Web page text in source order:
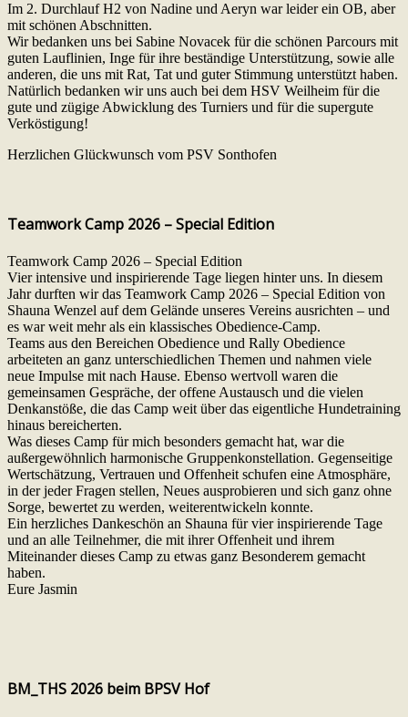
Im 2. Durchlauf H2 von Nadine und Aeryn war leider ein OB, aber
mit schönen Abschnitten.
Wir bedanken uns bei Sabine Novacek für die schönen Parcours mit
guten Lauflinien, Inge für ihre beständige Unterstützung, sowie alle
anderen, die uns mit Rat, Tat und guter Stimmung unterstützt haben.
Natürlich bedanken wir uns auch bei dem HSV Weilheim für die
gute und zügige Abwicklung des Turniers und für die supergute
Verköstigung!
Herzlichen Glückwunsch vom PSV Sonthofen
Teamwork Camp 2026 – Special Edition
Teamwork Camp 2026 – Special Edition
Vier intensive und inspirierende Tage liegen hinter uns. In diesem
Jahr durften wir das Teamwork Camp 2026 – Special Edition von
Shauna Wenzel auf dem Gelände unseres Vereins ausrichten – und
es war weit mehr als ein klassisches Obedience-Camp.
Teams aus den Bereichen Obedience und Rally Obedience
arbeiteten an ganz unterschiedlichen Themen und nahmen viele
neue Impulse mit nach Hause. Ebenso wertvoll waren die
gemeinsamen Gespräche, der offene Austausch und die vielen
Denkanstöße, die das Camp weit über das eigentliche Hundetraining
hinaus bereicherten.
Was dieses Camp für mich besonders gemacht hat, war die
außergewöhnlich harmonische Gruppenkonstellation. Gegenseitige
Wertschätzung, Vertrauen und Offenheit schufen eine Atmosphäre,
in der jeder Fragen stellen, Neues ausprobieren und sich ganz ohne
Sorge, bewertet zu werden, weiterentwickeln konnte.
Ein herzliches Dankeschön an Shauna für vier inspirierende Tage
und an alle Teilnehmer, die mit ihrer Offenheit und ihrem
Miteinander dieses Camp zu etwas ganz Besonderem gemacht
haben.
Eure Jasmin
BM_THS 2026 beim BPSV Hof